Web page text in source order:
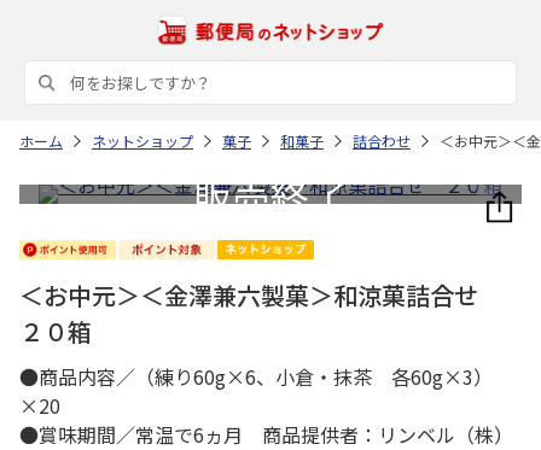
ホーム ネットショップ 菓子 和菓子 詰合わせ ＜お中元＞＜
＜お中元＞＜金澤兼六製菓＞和涼菓詰合せ
２０箱
●商品内容／（練り60g×6、小倉・抹茶 各60g×3）
×20
●賞味期間／常温で6ヵ月 商品提供者：リンベル（株）